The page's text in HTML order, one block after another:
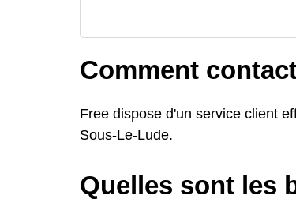
Comment
Free dispose d'un service client
Sous-Le-Lude.
Quelles sont les